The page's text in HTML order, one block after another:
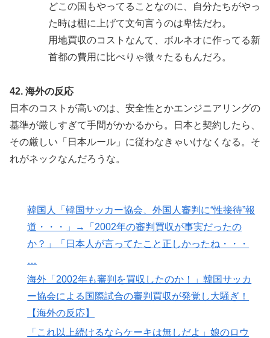
どこの国もやってることなのに、自分たちがやっ
た時は棚に上げて文句言うのは卑怯だわ。
用地買収のコストなんて、ボルネオに作ってる新
首都の費用に比べりゃ微々たるもんだろ。
42. 海外の反応
日本のコストが高いのは、安全性とかエンジニアリングの
基準が厳しすぎて手間がかかるから。日本と契約したら、
その厳しい「日本ルール」に従わなきゃいけなくなる。そ
れがネックなんだろうな。
韓国人「韓国サッカー協会、外国人審判に“性接待”報
道・・・」→「2002年の審判買収が事実だったの
か？」「日本人が言ってたこと正しかったね・・・
…
海外「2002年も審判を買収したのか！」韓国サッカ
ー協会による国際試合の審判買収が発覚し大騒ぎ！
【海外の反応】
「これ以上続けるならケーキは無しだよ」娘のロウ